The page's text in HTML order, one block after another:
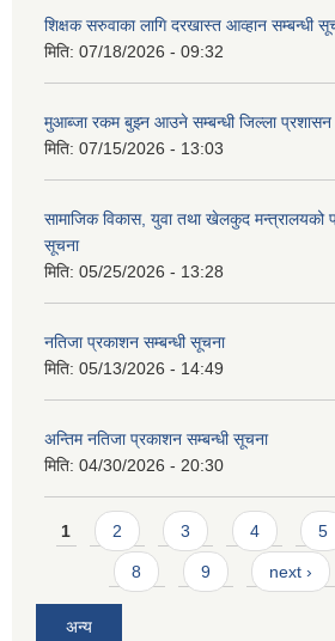
शिक्षक सरुवाका लागि दरखास्त आव्हान सम्बन्धी
मिति: 07/18/2026 - 09:32
मुआब्जा रकम बुझ्न आउने सम्बन्धी जिल्ला प्रशासन
मिति: 07/15/2026 - 13:03
सामाजिक विकास, युवा तथा खेलकुद मन्त्रालयको
सूचना
मिति: 05/25/2026 - 13:28
नतिजा प्रकाशन सम्बन्धी सूचना
मिति: 05/13/2026 - 14:49
अन्तिम नतिजा प्रकाशन सम्बन्धी सूचना
मिति: 04/30/2026 - 20:30
Pages
1 2 3 4 5
8 9 next ›
अन्य